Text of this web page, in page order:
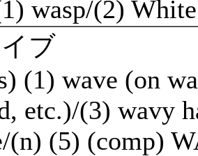
wasp/(2)
ブ
(1) wave (on
etc.)/(3) wavy
(n) (5) (comp)